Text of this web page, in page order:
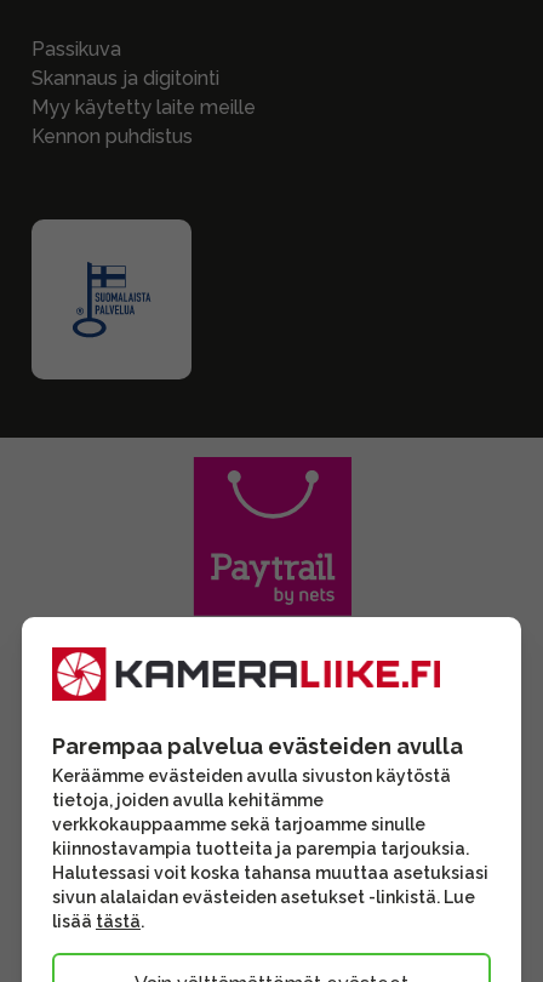
Passikuva
Skannaus ja digitointi
Myy käytetty laite meille
Kennon puhdistus
Parempaa palvelua evästeiden avulla
Keräämme evästeiden avulla sivuston käytöstä
tietoja, joiden avulla kehitämme
verkkokauppaamme sekä tarjoamme sinulle
kiinnostavampia tuotteita ja parempia tarjouksia.
Halutessasi voit koska tahansa muuttaa asetuksiasi
sivun alalaidan evästeiden asetukset -linkistä. Lue
lisää tästä.